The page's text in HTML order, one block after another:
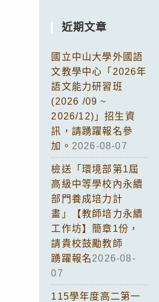
近期文章
國立中山大學外國語
文教學中心「2026年
語文能力研習班
(2026 /09 ~
2026/12)」招生資
訊，請踴躍報名參
加。 2026-08-07
檢送「環境部第1屆
高級中等學校內永續
部門養成培力計
畫」【教師培力永續
工作坊】簡章1份，
請貴校鼓勵教師
踴躍報名2026-08-
07
115學年度高二第一